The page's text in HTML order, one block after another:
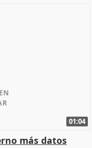
01:04
más datos